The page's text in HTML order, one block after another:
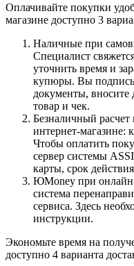
Оплачивайте покупки
магазине доступно 3
Наличные при
Специалист
уточнить время и
купюры. Вы
документы, вносите
товар и чек.
Безналичный
интернет-магазине:
Чтобы оплатить
сервер системы
карты, срок
ЮMoney при
система
сервиса. Здесь
инструкции.
Экономьте время на
доступно 4 варианта